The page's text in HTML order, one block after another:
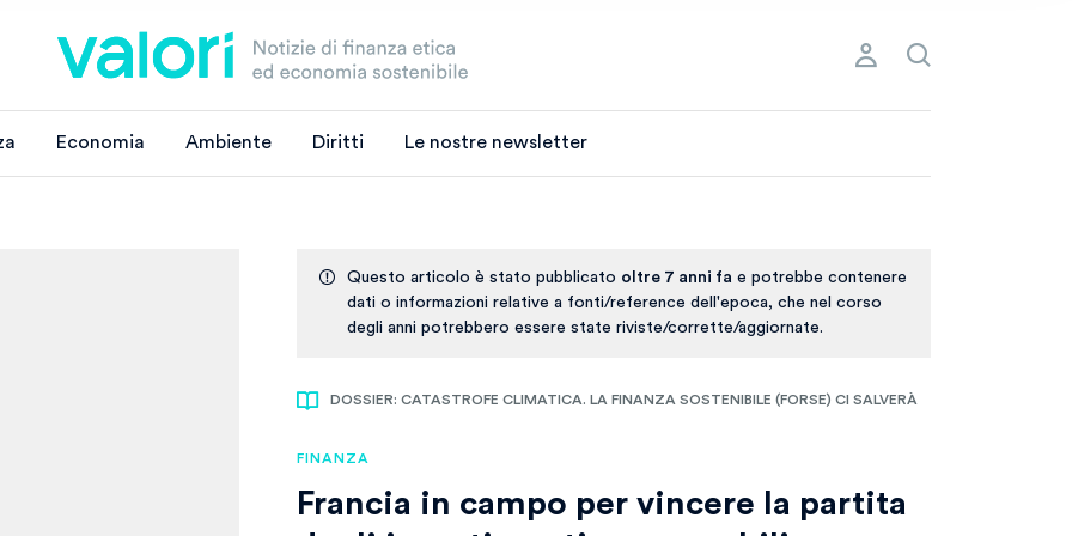
Economia Ambiente Diritti Le nostre newsletter
Questo articolo è stato pubblicato oltre 7 anni fa e potrebbe contenere
dati o informazioni relative a fonti/reference dell'epoca, che nel corso
degli anni potrebbero essere state riviste/corrette/aggiornate.
DOSSIER: CATASTROFE CLIMATICA. LA FINANZA SOSTENIBILE (FORSE) CI SALVERÀ
FINANZA
Francia in campo per vincere la partita